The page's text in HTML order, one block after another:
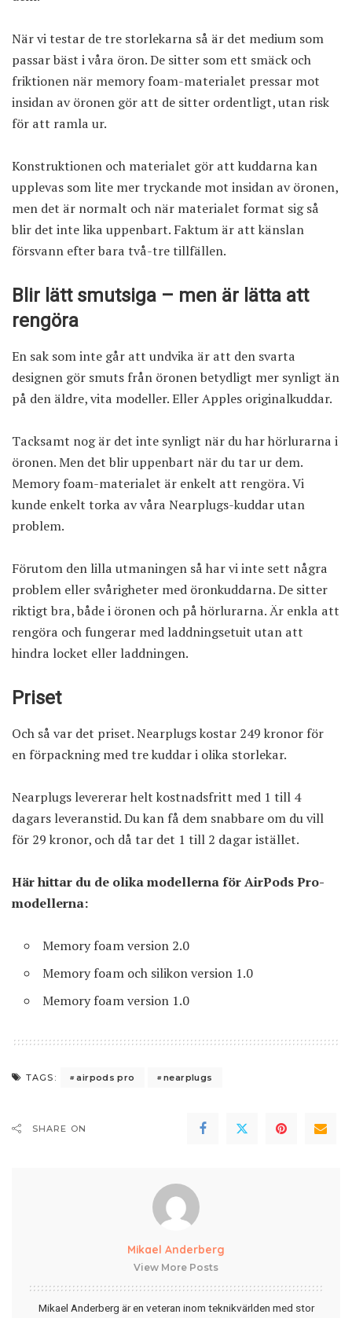
När vi testar de tre storlekarna så är det medium som
passar bäst i våra öron. De sitter som ett smäck och
friktionen när memory foam-materialet pressar mot
insidan av öronen gör att de sitter ordentligt, utan risk
för att ramla ur.
Konstruktionen och materialet gör att kuddarna kan
upplevas som lite mer tryckande mot insidan av öronen,
men det är normalt och när materialet format sig så
blir det inte lika uppenbart. Faktum är att känslan
försvann efter bara två-tre tillfällen.
Blir lätt smutsiga – men är lätta att
rengöra
En sak som inte går att undvika är att den svarta
designen gör smuts från öronen betydligt mer synligt än
på den äldre, vita modeller. Eller Apples originalkuddar.
Tacksamt nog är det inte synligt när du har hörlurarna i
öronen. Men det blir uppenbart när du tar ur dem.
Memory foam-materialet är enkelt att rengöra. Vi
kunde enkelt torka av våra Nearplugs-kuddar utan
problem.
Förutom den lilla utmaningen så har vi inte sett några
problem eller svårigheter med öronkuddarna. De sitter
riktigt bra, både i öronen och på hörlurarna. Är enkla att
rengöra och fungerar med laddningsetuit utan att
hindra locket eller laddningen.
Priset
Och så var det priset. Nearplugs kostar 249 kronor för
en förpackning med tre kuddar i olika storlekar.
Nearplugs levererar helt kostnadsfritt med 1 till 4
dagars leveranstid. Du kan få dem snabbare om du vill
för 29 kronor, och då tar det 1 till 2 dagar istället.
Här hittar du de olika modellerna för AirPods Pro-
modellerna:
Memory foam version 2.0
Memory foam och silikon version 1.0
Memory foam version 1.0
TAGS: airpods pro nearplugs
SHARE ON
Mikael Anderberg
View More Posts
Mikael Anderberg är en veteran inom teknikvärlden med stor